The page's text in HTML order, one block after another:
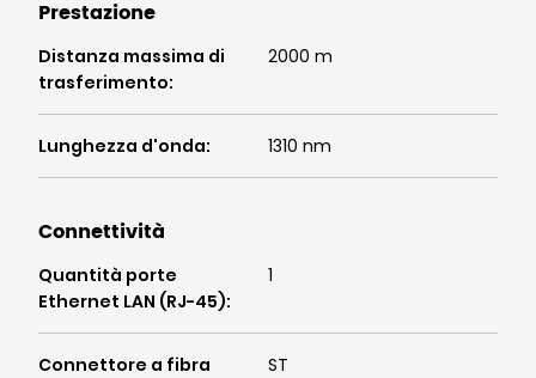
Prestazione
Distanza massima di
trasferimento:
2000 m
Lunghezza d'onda: 1310 nm
Connettività
Quantità porte
Ethernet LAN (RJ-45):
1
Connettore a fibra
ST